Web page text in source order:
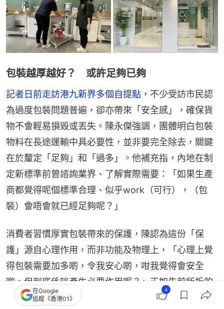
包裝越厚越好？ 或許足夠已夠
記者日前走訪港九新界多個自提點 ，不少受訪市民認
為過度包裝問題普遍，卻亦帶來「安全感」，確保貨
物不會輕易損毀或丟失。陳永傑強調，團體明白包裝
物料在長途運輸中具必要性，並非要完全除去，關鍵
在於釐定「足夠」和「過多」。他補充指，內地在制
定新標準前曾諮詢業界、了解實際需要：「如果生產
商都覺得呢個標準合理、似乎work（可行），（包
裝）會唔會就已經足夠呢？」
消費者習慣厚實包裝帶來的保護，陳認為這份「保
護」源自心理作用，而非功能及物理上，「心理上覺
得包裝需要加多啲，令我安心啲，咁我覺得會安全
啲。但到底係咪產生必要作用呢？」正如先前所拆的
陶瓷碟，在眾多包裝物料當中，可能只有少數起關鍵
在Google
追蹤《香港01》
4